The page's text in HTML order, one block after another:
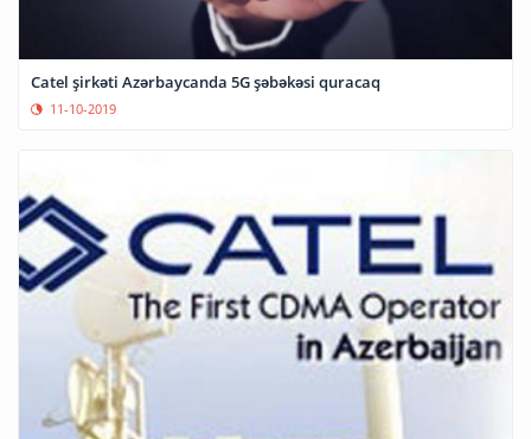
Catel şirkəti Azərbaycanda 5G şəbəkəsi quracaq
11-10-2019